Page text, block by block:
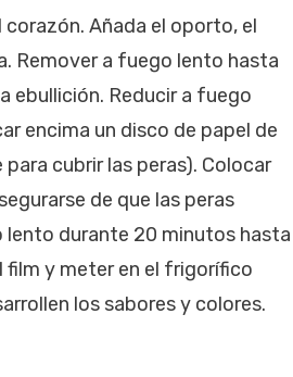
Añada el oporto, el
Remover a fuego lento hasta
ebullición. Reducir a fuego
encima un disco de papel de
cubrir las peras). Colocar
de que las peras
lento durante 20 minutos hasta
film y meter en el frigorífico
los sabores y colores.